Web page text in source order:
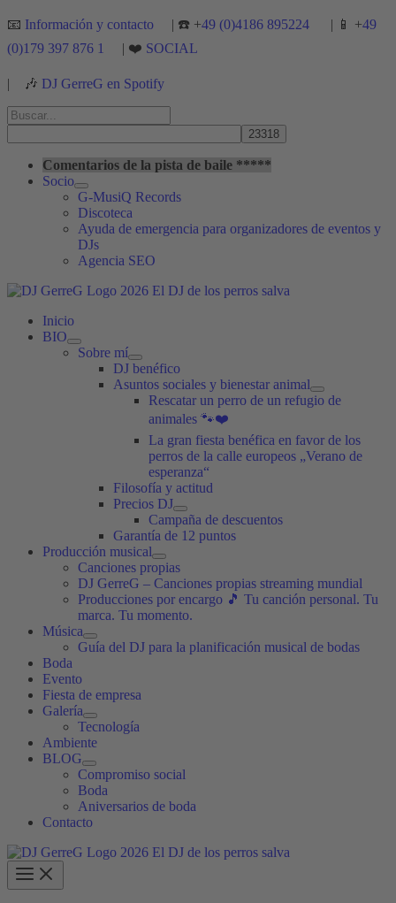
Ir
contenido
📧 Información y contacto | ☎️ +49 (0)4186 895224 | 📱 +49
(0)179 397 876 1
| ❤️ SOCIAL
| 🎶 DJ GerreG en Spotify
Buscar
por:
Comentarios de la pista de baile *****
Socio
G-MusiQ Records
Discoteca
Ayuda de emergencia para organizadores de eventos y
DJs
Agencia SEO
Inicio
BIO
Sobre mí
DJ benéfico
Asuntos sociales y bienestar animal
Rescatar un perro de un refugio de
animales 🐾❤️
La gran fiesta benéfica en favor de los
perros de la calle europeos „Verano de
esperanza“
Filosofía y actitud
Precios DJ
Campaña de descuentos
Garantía de 12 puntos
Producción musical
Canciones propias
DJ GerreG – Canciones propias streaming mundial
Producciones por encargo 🎵 Tu canción personal. Tu
marca. Tu momento.
Música
Guía del DJ para la planificación musical de bodas
Boda
Evento
Fiesta de empresa
Galería
Tecnología
Ambiente
BLOG
Compromiso social
Boda
Aniversarios de boda
Contacto